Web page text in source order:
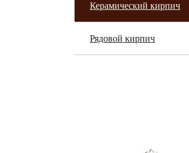
Керамический кирпич
Рядовой кирпич